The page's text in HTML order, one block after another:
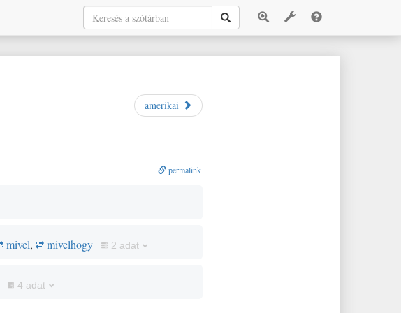
amerikai
permalink
mivel, mivelhogy 2 adat
4 adat